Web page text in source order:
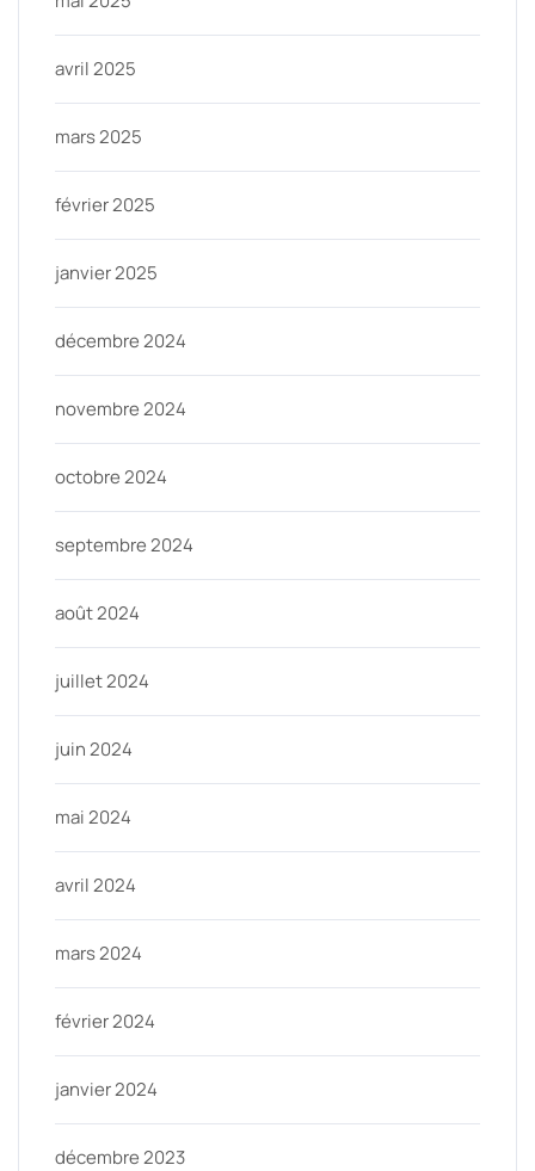
avril 2025
mars 2025
février 2025
janvier 2025
décembre 2024
novembre 2024
octobre 2024
septembre 2024
août 2024
juillet 2024
juin 2024
mai 2024
avril 2024
mars 2024
février 2024
janvier 2024
décembre 2023